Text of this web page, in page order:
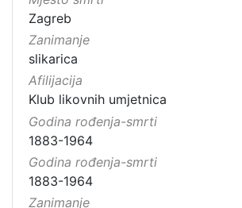
Zagreb
Zanimanje
slikarica
Afilijacija
Klub likovnih umjetnica
Godina rođenja-smrti
1883-1964
Godina rođenja-smrti
1883-1964
Zanimanje